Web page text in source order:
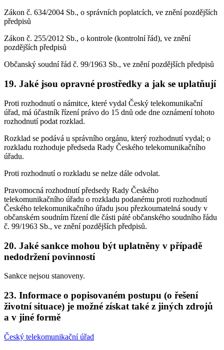
Zákon č. 634/2004 Sb., o správních poplatcích, ve znění pozdějších
předpisů
Zákon č. 255/2012 Sb., o kontrole (kontrolní řád), ve znění
pozdějších předpisů
Občanský soudní řád č. 99/1963 Sb., ve znění pozdějších předpisů
19. Jaké jsou opravné prostředky a jak se uplatňují
Proti rozhodnutí o námitce, které vydal Český telekomunikační
úřad, má účastník řízení právo do 15 dnů ode dne oznámení tohoto
rozhodnutí podat rozklad.
Rozklad se podává u správního orgánu, který rozhodnutí vydal; o
rozkladu rozhoduje předseda Rady Českého telekomunikačního
úřadu.
Proti rozhodnutí o rozkladu se nelze dále odvolat.
Pravomocná rozhodnutí předsedy Rady Českého
telekomunikačního úřadu o rozkladu podanému proti rozhodnutí
Českého telekomunikačního úřadu jsou přezkoumatelná soudy v
občanském soudním řízení dle části páté občanského soudního řádu
č. 99/1963 Sb., ve znění pozdějších předpisů.
20. Jaké sankce mohou být uplatněny v případě
nedodržení povinností
Sankce nejsou stanoveny.
23. Informace o popisovaném postupu (o řešení
životní situace) je možné získat také z jiných zdrojů
a v jiné formě
Český telekomunikační úřad